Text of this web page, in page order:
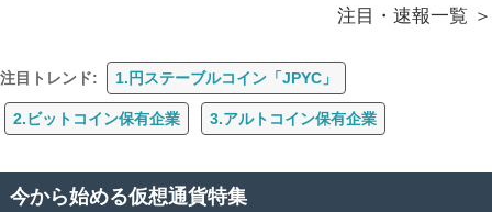
注目・速報一覧
注目トレンド: 1.円ステーブルコイン「JPYC」
2.ビットコイン保有企業 3.アルトコイン保有企業
今から始める仮想通貨特集